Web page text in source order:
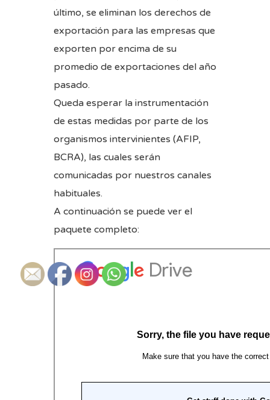
último, se eliminan los derechos de
exportación para las empresas que
exporten por encima de su
promedio de exportaciones del año
pasado.
Queda esperar la instrumentación
de estas medidas por parte de los
organismos intervinientes (AFIP,
BCRA), las cuales serán
comunicadas por nuestros canales
habituales.
A continuación se puede ver el
paquete completo: